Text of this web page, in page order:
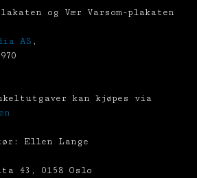
og Vær Varsom-plakaten
AS ,
kan kjøpes via
Ellen Lange
43, 0158 Oslo